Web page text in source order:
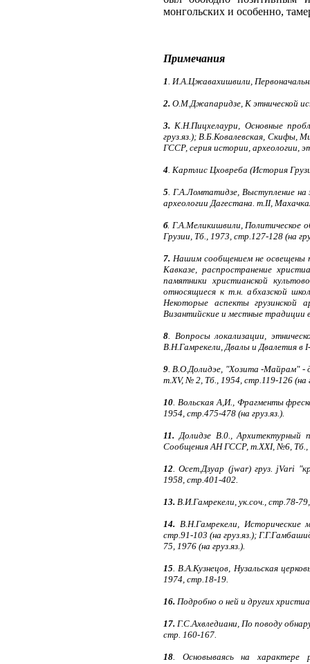
монгольских и особенно,
Примечания
1 . И.А.Цжавахишвили,
2. О.М.Джапаридзе, К этнической
3. К.Н.Пицхелаури, Основные
груз.яз.); В.Б.Ковалевская, Скифы,
ГССР, серия истории, археологии,
4 . Картлис Цховреба (История
5 . Г.А.Ломтатидзе, Выступление
археологии Дагестана. т.II,
б. Г.А.Меликишвили, Политическое
Грузии, Тб., 1973, стр.127-128 (на
7. Нашим сообщением не освещены
Кавказе, распространение
памятники христианской
относящиеся к т.н. абхазской
Некоторые аспекты грузинской
Византийские и местные традиции
8 . Вопросы локализации,
В.Н.Гамрекели, Двалы и Двалетия в
9 . В.О.Долидэе, "Хозита -Майрам" -
т.XV, № 2, Тб., 1954, стр.119-126 (на
10 . Вольская А,И., Фрагменты
1954, стр.475-478 (на груз.яз.).
11. Долидзе В.0., Архитектурный
Сообщения АН ГССР, т.XXI, №6, Тб.,
12 . Осет.Дзуар (jwar) груз. jVari
1958, стр.401-402.
13. В.И.Гамрекели, ук.соч., стр.78-
14. В.Н.Гамрекели,
стр.91-103 (на груз.яз.);
75, 1976 (на груз.яз.).
15 . В.А.Кузнецов, Нузальская
1974, стр.18-19.
16. Подробно о ней и других
17. Г.С.Ахвледиани, По поводу
стр. 160-167.
18 . Основываясь на характере